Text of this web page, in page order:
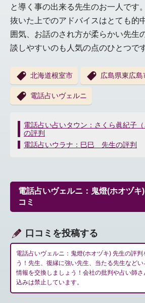
と導く事の出来る先生のお一人です
抜いた上でのアドバイスはとても的
囲気、お話のされ方が柔らかい先生
談しやすいのも人気の点のひとつです
北海道根室市 広島県東広島
電話占いヴェルニ
投
稿
ナ
シ
ョ
ン
電話占い占いタウン：さくら眞紀子
の評判
電話占いウラナ：巳巳 先生の評判
電話占いヴェルニ：鬼燈(ホオヅキ
コミ
口コミを投稿する
電話占いヴェルニ：鬼燈(ホオヅキ) 先生の評判
う！先生、復縁に強い先生、当たる先生など
情報を交換しましょう！会社の批判や占い師
込みは禁止しています。